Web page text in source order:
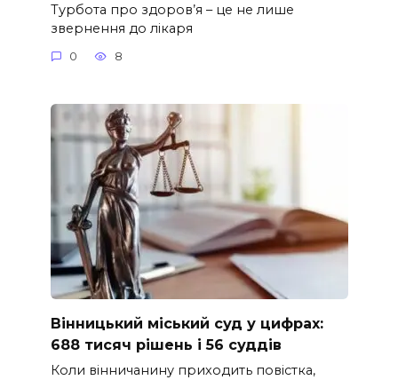
Турбота про здоров’я – це не лише
звернення до лікаря
0 8
Вінницький міський суд у цифрах:
688 тисяч рішень і 56 суддів
Коли вінничанину приходить повістка,